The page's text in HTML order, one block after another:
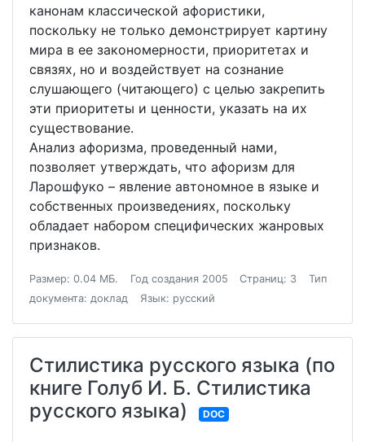
канонам классической афористики,
поскольку не только демонстрирует картину
мира в ее закономерности, приоритетах и
связях, но и воздействует на сознание
слушающего (читающего) с целью закрепить
эти приоритеты и ценности, указать на их
существование.
Анализ афоризма, проведенный нами,
позволяет утверждать, что афоризм для
Ларошфуко – явление автономное в языке и
собственных произведениях, поскольку
обладает набором специфических жанровых
признаков.
Размер: 0.04 МБ. Год создания 2005 Страниц: 3
Тип
документа: доклад
Язык: русский
Стилистика русского языка (по
книге Голуб И. Б. Стилистика
русского языка)
DOC